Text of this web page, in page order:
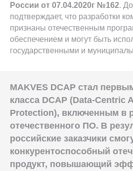
России от 07.04.2020г №162.
подтверждает, что разработки
признаны отечественным
обеспечением и могут быть
государственными и
MAKVES DCAP стал
класса DCAP (Data-Centric
Protection), включенным в
отечественного ПО. В
российские заказчики
конкурентоспособный
продукт, повышающий